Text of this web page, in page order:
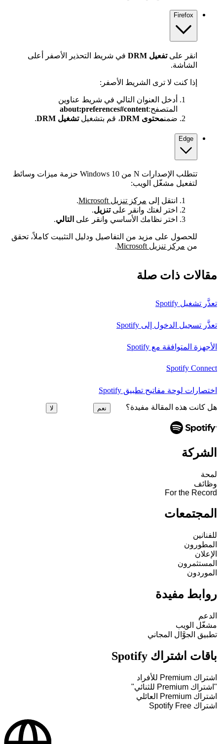
Firefox
انقر علىتفعيل DRM
في شريط التحذير الأصفر أعلى
الشاشة.
إذا كنت لا ترى الشريط الأصفر:
أدخل العنوان التالي في شريط عناوين
المتصفح:about:preferences#content
ضمنمحتوى DRM ، قم بتشغيل تشغيل DRM .
Edge
تتطلب الإصدارات N من Windows 10 حزمة ميزات وسائط
لتفعيل مشغّل الويب:
انتقل إلى مركز تنزيل Microsoft
.
اختر لغتك وانقر علىتنزيل.
اختر نظامك الأساسي وانقر على التالي.
للحصول على مزيد من التفاصيل ودليل التثبيت كاملاً، تحقق
من مركز تنزيل Microsoft .
مقالات ذات صلة
تعذَّر تشغيل Spotify
تعذَّر تسجيل الدخول إلى Spotify
الأجهزة المتوافقة مع Spotify
Spotify Connect
اختصارات لوحة مفاتيح تطبيق Spotify
هل كانت هذه المقالة مفيدة؟ نعم لا
الشركة
لمحة
وظائف
For the Record
المجتمعات
للفنانين
المطورون
الإعلان
المستثمرون
الموردون
روابط مفيدة
الدعم
مشغّل الويب
تطبيق الجوَّال المجاني
باقات اشتراك Spotify
اشتراك Premium للأفراد
"اشتراك Premium للثنائي"
اشتراك Premium العائلي
اشتراك Spotify Free